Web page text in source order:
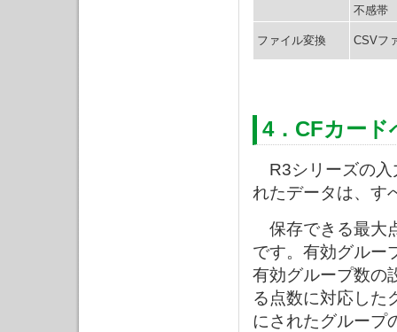
不感帯
ファイル変換 CSVフ
4．CFカード
R3シリーズの入
れたデータは、す
保存できる最大
です。有効グルー
有効グループ数の
る点数に対応した
にされたグループ